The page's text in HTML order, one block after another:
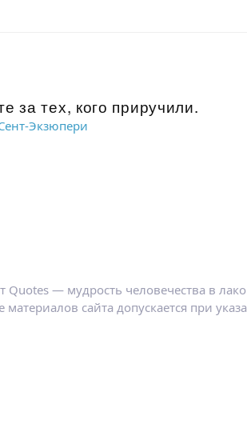
за тех, кого приручили.
Экзюпери
Quotes — мудрость человечества в
материалов сайта допускается при